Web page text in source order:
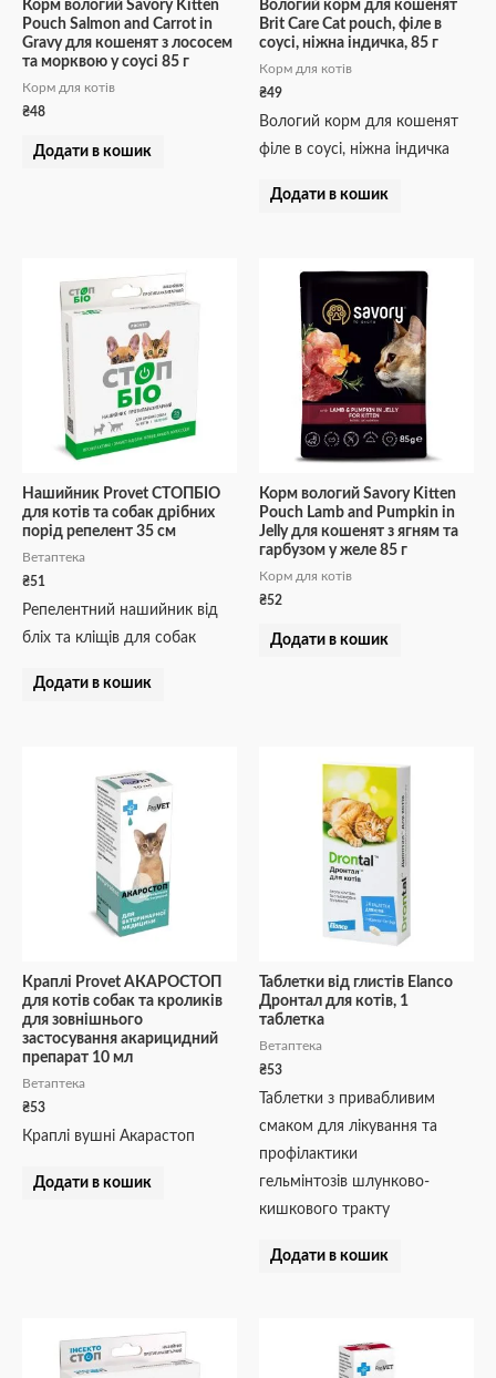
Корм вологий Savory Kitten
Pouch Salmon and Carrot in
Gravy для кошенят з лососем
та морквою у соусі 85 г
Корм для котів
₴48
Додати в кошик
Вологий корм для кошенят
Brit Care Cat pouch, філе в
соусі, ніжна індичка, 85 г
Корм для котів
₴49
Вологий корм для кошенят
філе в соусі, ніжна індичка
Додати в кошик
Нашийник Provet СТОПБІО
для котів та собак дрібних
порід репелент 35 см
Ветаптека
₴51
Репелентний нашийник від
бліх та кліщів для собак
Додати в кошик
Корм вологий Savory Kitten
Pouch Lamb and Pumpkin in
Jelly для кошенят з ягням та
гарбузом у желе 85 г
Корм для котів
₴52
Додати в кошик
Краплі Provet АКАРОСТОП
для котів собак та кроликів
для зовнішнього
застосування акарицидний
препарат 10 мл
Ветаптека
₴53
Краплі вушні Акарастоп
Додати в кошик
Таблетки від глистів Elanco
Дронтал для котів, 1
таблетка
Ветаптека
₴53
Таблетки з привабливим
смаком для лікування та
профілактики
гельмінтозів шлунково-
кишкового тракту
Додати в кошик